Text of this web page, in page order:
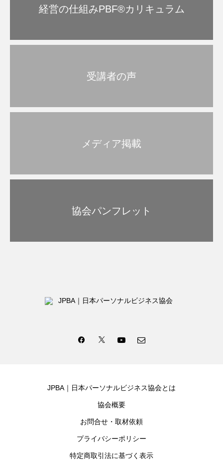
経営の仕組みPBF®︎カリキュラム
受講者の声
メディア掲載
協会パンフレット
JPBA｜日本パーソナルビジネス協会とは
協会概要
お問合せ・取材依頼
プライバシーポリシー
特定商取引法に基づく表示